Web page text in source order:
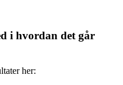
i hvordan det går
her: